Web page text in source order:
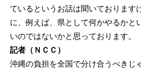
ているというお話は聞いております
に、例えば、県として何かやるかと
いのではないかと思っております。
記者（ＮＣＣ）
沖縄の負担を全国で分け合うべきじ